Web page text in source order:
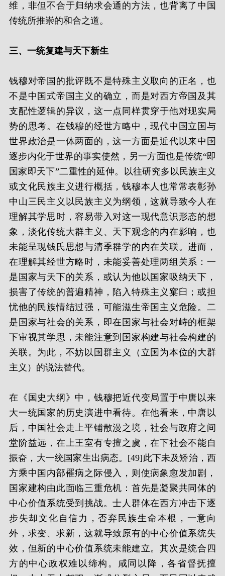
维，非但不合于归纳求会通的方法，也背离了中国
传统所推崇的和合之道。
三、一统复建与天下新生
钱穆对帝国的批评既不是特殊主义取向的正名，也
不是中国式帝国主义的确立，而是对西方帝国及其
支配性逻辑的异议，这一点同样贯穿于他对现实局
势的思考。在钱穆的经世方略中，现代中国立国与
世界政治是一体两面的，这一方面是近代以来中国
逐步内化于世界的事实使然，另一方面也是传统“即
国家即天下”二重性的延伸。以往研究多以民族主义
或文化民族主义进行概括，钱穆本人也常常表彰孙
中山三民主义以民族主义为纲领，这就导致今人在
理解其学思时，容易带入对这一现代意识形态的想
象，淡化传统大群主义、天下观念的内在影响，也
未能呈现钱氏思想与清季群学的内在关联。进而，
在理解其经世方略时，未能妥善处理两组关系：一
是国家与天下的关系，或认为他以国家吸纳天下，
损害了传统的普遍精神，陷入特殊主义窠臼；或担
忧他的民族情结过强，可能滋生帝国主义危险。二
是国家与社会的关系，即在国家与社会对峙的框架
下审视其学思，未能注意到国家构建与社会构建的
关联。为此，不妨以国群主义（立国为本位的大群
主义）的说法替代。
在《国史大纲》中，钱穆把近代变局置于中唐以来
大一统国家的历史演进中看待。在他看来，中唐以
后，中国社会走上平铺散漫之境，社会与政府之间
堂阶益远，在上王室有专擅之虞，在下社会不能自
振奋，大一统国家生出病态。[49]此下未及矫治，西
方乘中国内部罹病之际侵入，则使病象愈发加剧，
国家建构由此面临三重危机：首先是凝聚共同体的
中心价值系统受到挑战。士人群体在西方冲击下逐
步失却文化自信力，否弃民族生命本根，一意向
外，求变、求新，这就导致原有的中心价值系统失
效，但新的中心价值系统未能建立。其次是统合四
方的中心政权难以缔构。咸同以降，各省督抚擅